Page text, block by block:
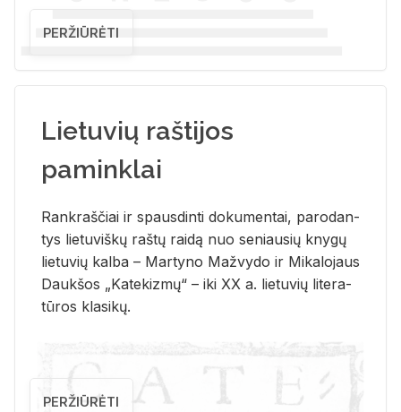
PERŽIŪRĖTI
Lietuvių raštijos
paminklai
Rank­raš­čiai ir spaus­din­ti do­ku­men­tai, pa­ro­dan­
tys lie­tu­viš­kų raš­tų rai­dą nuo se­niau­sių kny­gų
lie­tu­vių kal­ba – Mar­ty­no Ma­žvy­do ir Mi­ka­lo­jaus
Dauk­šos „Ka­te­kiz­mų“ – iki XX a. lie­tu­vių li­te­ra­
tū­ros kla­si­kų.
PERŽIŪRĖTI